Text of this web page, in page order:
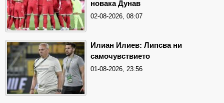
новака Дунав
02-08-2026, 08:07
Илиан Илиев: Липсва ни
самочувствието
01-08-2026, 23:56